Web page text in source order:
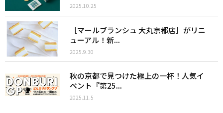
2025.10.25
［マールブランシュ 大丸京都店］がリニ
ューアル！新...
2025.9.30
秋の京都で見つけた極上の一杯！人気イ
ベント『第25...
2025.11.5